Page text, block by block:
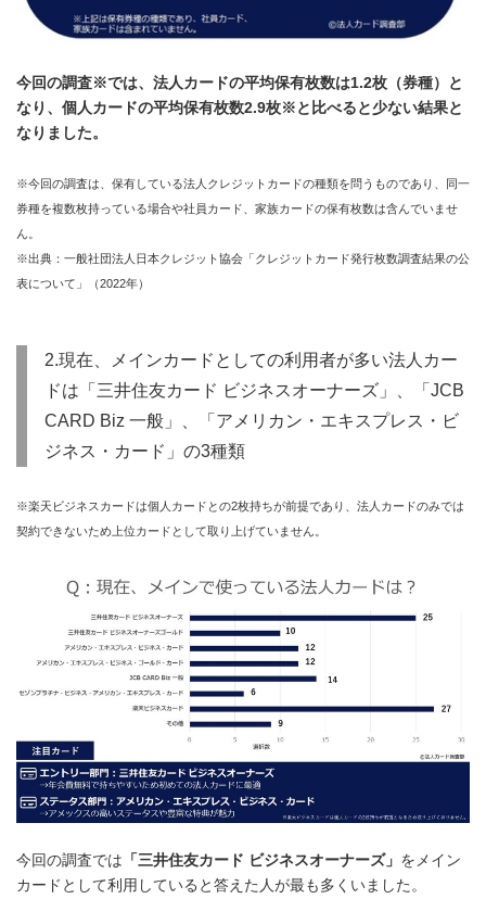
今回の調査※では、法人カードの平均保有枚数は1.2枚（券種）と
なり、個人カードの平均保有枚数2.9枚※と比べると少ない結果と
なりました。
※今回の調査は、保有している法人クレジットカードの種類を問うものであり、同一
券種を複数枚持っている場合や社員カード、家族カードの保有枚数は含んでいませ
ん。
※出典：一般社団法人日本クレジット協会「クレジットカード発行枚数調査結果の公
表について」（2022年）
2.現在、メインカードとしての利用者が多い法人カー
ドは「三井住友カード ビジネスオーナーズ」、「JCB
CARD Biz 一般」、「アメリカン・エキスプレス・ビ
ジネス・カード」の3種類
※楽天ビジネスカードは個人カードとの2枚持ちが前提であり、法人カードのみでは
契約できないため上位カードとして取り上げていません。
今回の調査では 「三井住友カード ビジネスオーナーズ」 をメイン
カードとして利用していると答えた人が最も多くいました。